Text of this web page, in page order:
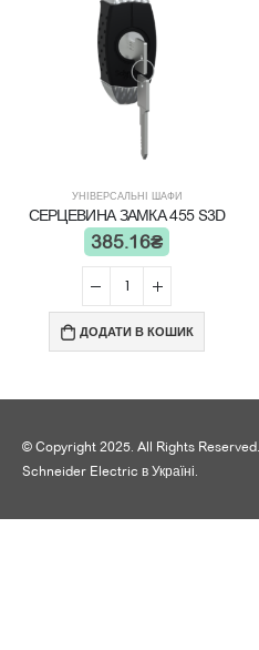
УНІВЕРСАЛЬНІ ШАФИ
СЕРЦЕВИНА ЗАМКА 455 S3D
385.16₴
ДОДАТИ В КОШИК
© Copyright 2025. All Rights Reserved.
Schneider Electric в Україні.